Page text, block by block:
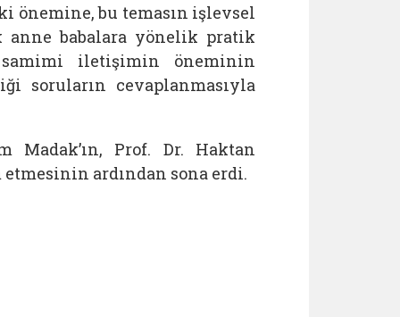
önemine, bu temasın işlevsel
babalara yönelik pratik
iletişimin öneminin
soruların cevaplanmasıyla
Madak’ın, Prof. Dr. Haktan
ardından sona erdi.